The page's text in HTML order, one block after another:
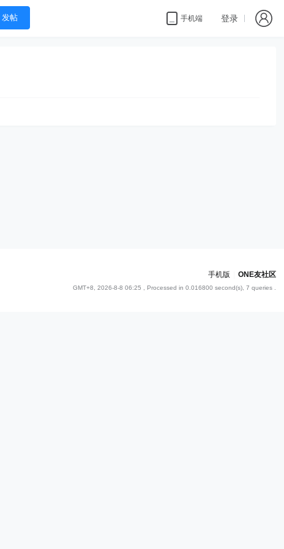
发帖 手机端 登录
手机版 ONE友社区
GMT+8, 2026-8-8 06:25 , Processed in 0.016800 second(s), 7 queries .